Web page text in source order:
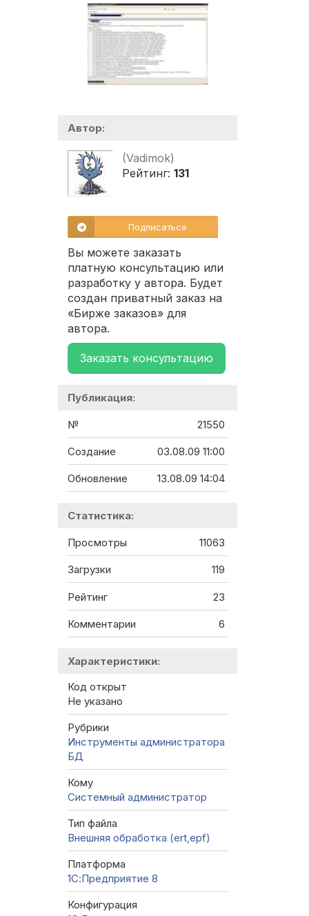
Автор:
(Vadimok)
Рейтинг: 131
Подписаться
Вы можете заказать
платную консультацию или
разработку у автора. Будет
создан приватный заказ на
«Бирже заказов» для
автора.
Заказать консультацию
Публикация:
№ 21550
Создание 03.08.09 11:00
Обновление 13.08.09 14:04
Статистика:
Просмотры 11063
Загрузки 119
Рейтинг 23
Комментарии 6
Характеристики:
Код открыт
Не указано
Рубрики
Инструменты администратора
БД
Кому
Системный администратор
Тип файла
Внешняя обработка (ert,epf)
Платформа
1С:Предприятие 8
Конфигурация